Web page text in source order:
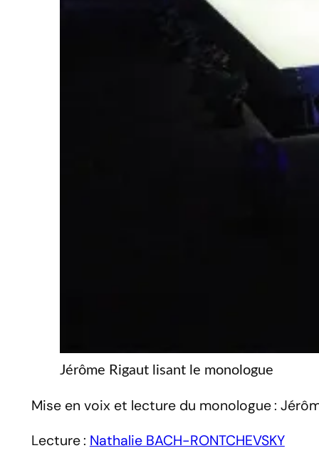
Jérôme Rigaut lisant le monologue
Mise en voix et lecture du monologue :
Lecture : Nathalie BACH-RONTCHEVSKY